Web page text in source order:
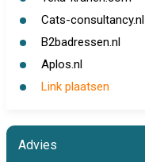
Cats-consultancy.nl
B2badressen.nl
Aplos.nl
Link plaatsen
Advies